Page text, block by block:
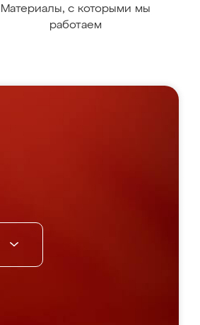
Материалы, с которыми мы
работаем